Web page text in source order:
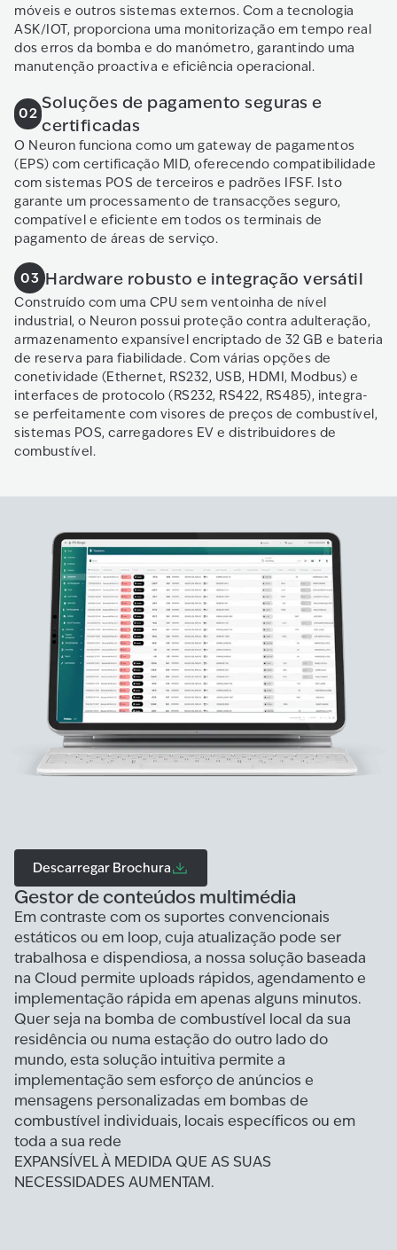
móveis e outros sistemas externos. Com a tecnologia
ASK/IOT, proporciona uma monitorização em tempo real
dos erros da bomba e do manómetro, garantindo uma
manutenção proactiva e eficiência operacional.
02
Soluções de pagamento seguras e
certificadas
O Neuron funciona como um gateway de pagamentos
(EPS) com certificação MID, oferecendo compatibilidade
com sistemas POS de terceiros e padrões IFSF. Isto
garante um processamento de transacções seguro,
compatível e eficiente em todos os terminais de
pagamento de áreas de serviço.
03 Hardware robusto e integração versátil
Construído com uma CPU sem ventoinha de nível
industrial, o Neuron possui proteção contra adulteração,
armazenamento expansível encriptado de 32 GB e bateria
de reserva para fiabilidade. Com várias opções de
conetividade (Ethernet, RS232, USB, HDMI, Modbus) e
interfaces de protocolo (RS232, RS422, RS485), integra-
se perfeitamente com visores de preços de combustível,
sistemas POS, carregadores EV e distribuidores de
combustível.
Descarregar Brochura
Gestor de conteúdos multimédia
Em contraste com os suportes convencionais
estáticos ou em loop, cuja atualização pode ser
trabalhosa e dispendiosa, a nossa solução baseada
na Cloud permite uploads rápidos, agendamento e
implementação rápida em apenas alguns minutos.
Quer seja na bomba de combustível local da sua
residência ou numa estação do outro lado do
mundo, esta solução intuitiva permite a
implementação sem esforço de anúncios e
mensagens personalizadas em bombas de
combustível individuais, locais específicos ou em
toda a sua rede
EXPANSÍVEL À MEDIDA QUE AS SUAS
NECESSIDADES AUMENTAM.